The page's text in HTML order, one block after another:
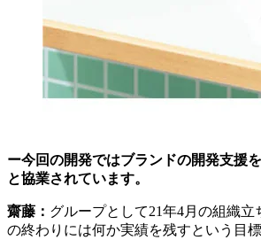
ー今回の開発ではブランドの開発支援
と協業されています。
齋藤： グループとして21年4月の組織
の終わりには何か実績を残すという目